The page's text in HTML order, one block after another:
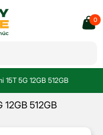
0
15T 5G 12GB 512GB
12GB 512GB